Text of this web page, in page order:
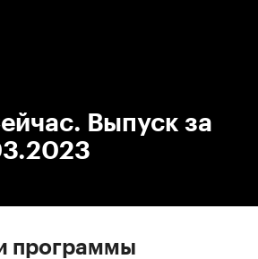
Выпуск за
программы